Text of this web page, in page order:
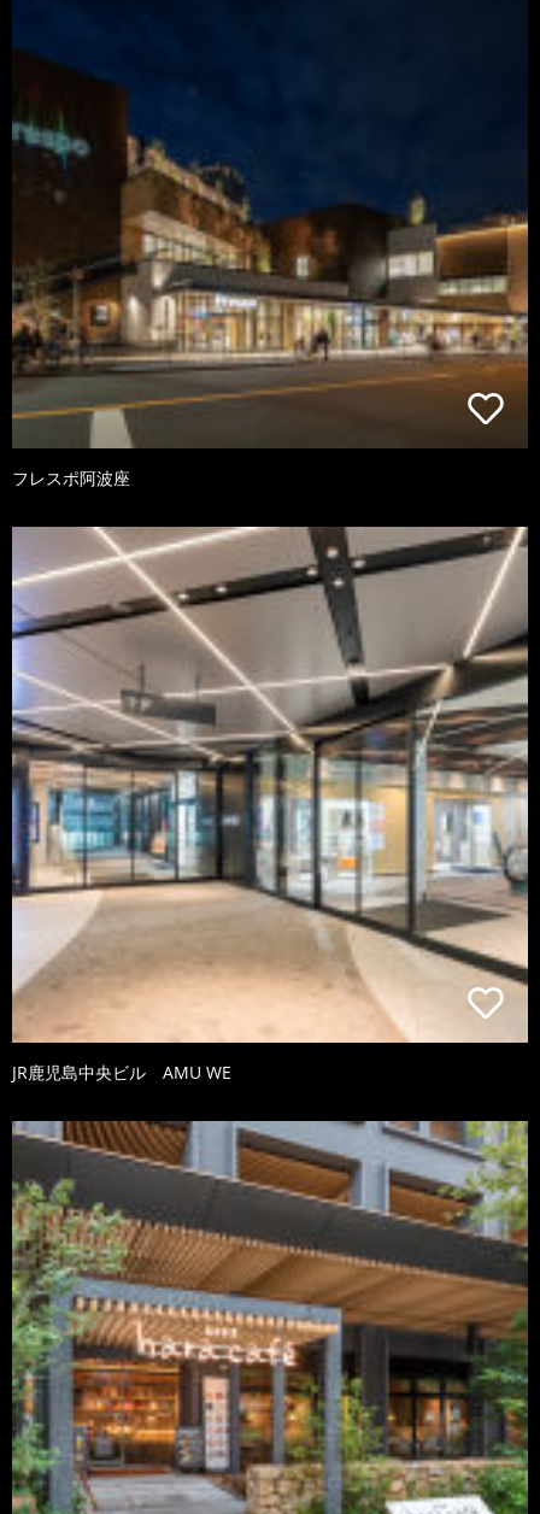
フレスポ阿波座
JR鹿児島中央ビル AMU WE